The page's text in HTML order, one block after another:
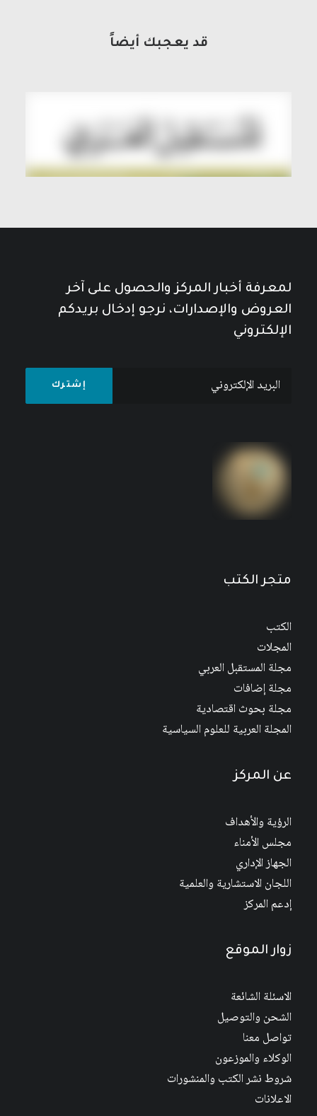
قد يعجبك أيضاً
لمعرفة أخبار المركز والحصول على آخر
العروض والإصدارات، نرجو إدخال بريدكم
الإلكتروني
متجر الكتب
الكتب
المجلات
مجلة المستقبل العربي
مجلة إضافات
مجلة بحوث اقتصادية
المجلة العربية للعلوم السياسية
عن المركز
الرؤية والأهداف
مجلس الأمناء
الجهاز الإداري
اللجان الاستشارية والعلمية
إدعم المركز
زوار الموقع
الاسئلة الشائعة
الشحن والتوصيل
تواصل معنا
الوكلاء والموزعون
شروط نشر الكتب والمنشورات
الاعلانات